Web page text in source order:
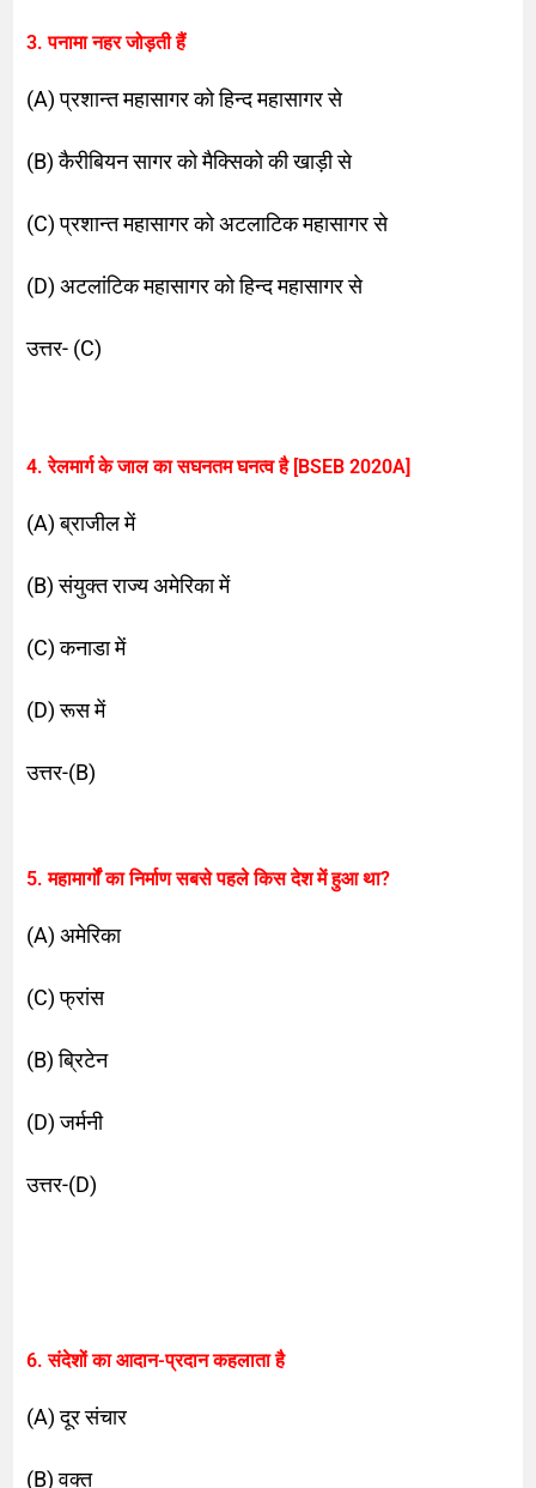
3. पनामा नहर जोड़ती हैं
(A) प्रशान्त महासागर को हिन्द महासागर से
(B) कैरीबियन सागर को मैक्सिको की खाड़ी से
(C) प्रशान्त महासागर को अटलाटिक महासागर से
(D) अटलांटिक महासागर को हिन्द महासागर से
उत्तर- (C)
4. रेलमार्ग के जाल का सघनतम घनत्व है [BSEB 2020A]
(A) ब्राजील में
(B) संयुक्त राज्य अमेरिका में
(C) कनाडा में
(D) रूस में
उत्तर-(B)
5. महामार्गों का निर्माण सबसे पहले किस देश में हुआ था?
(A) अमेरिका
(C) फ्रांस
(B) ब्रिटेन
(D) जर्मनी
उत्तर-(D)
6. संदेशों का आदान-प्रदान कहलाता है
(A) दूर संचार
(B) वक्त